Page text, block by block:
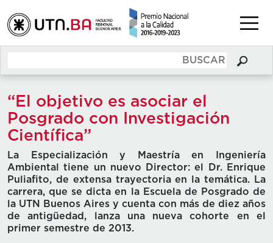
“El objetivo es asociar el
Posgrado con Investigación
Científica”
La Especialización y Maestría en Ingeniería
Ambiental tiene un nuevo Director: el Dr. Enrique
Puliafito, de extensa trayectoria en la temática. La
carrera, que se dicta en la Escuela de Posgrado de
la UTN Buenos Aires y cuenta con más de diez años
de antigüedad, lanza una nueva cohorte en el
primer semestre de 2013.